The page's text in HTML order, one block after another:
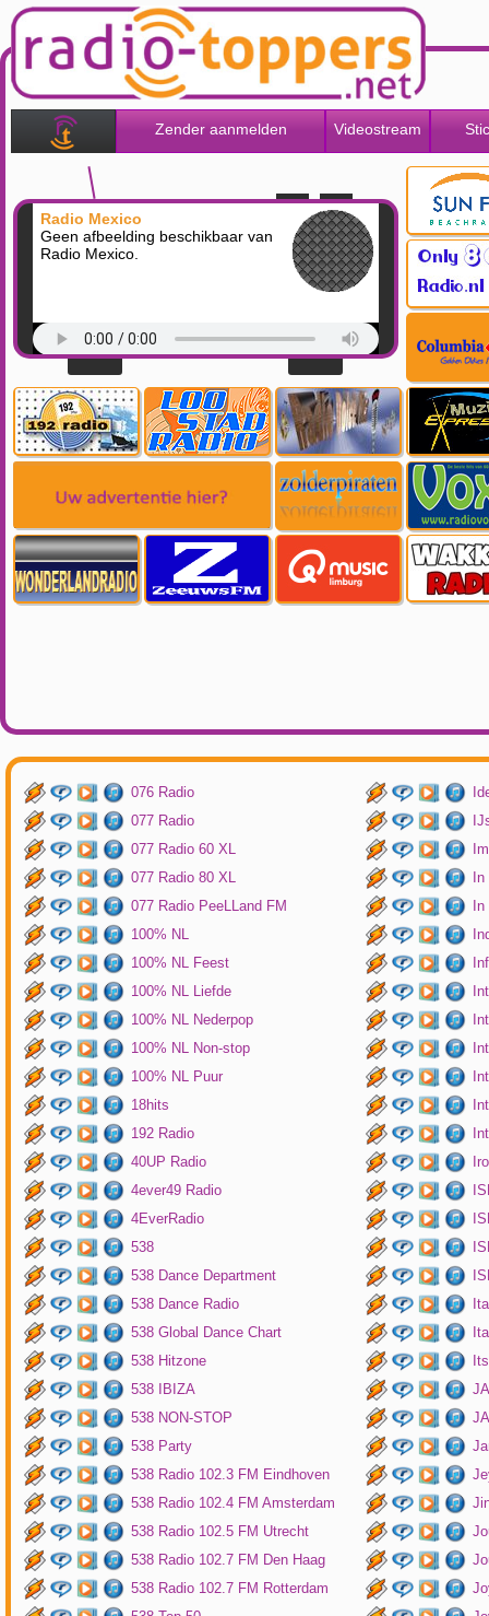
Zender aanmelden Videostream
Radio Mexico
Geen afbeelding beschikbaar van
Radio Mexico.
076 Radio
077 Radio
077 Radio 60 XL
077 Radio 80 XL
077 Radio PeeLLand FM
100% NL
100% NL Feest
100% NL Liefde
100% NL Nederpop
100% NL Non-stop
100% NL Puur
18hits
192 Radio
40UP Radio
4ever49 Radio
4EverRadio
538
538 Dance Department
538 Dance Radio
538 Global Dance Chart
538 Hitzone
538 IBIZA
538 NON-STOP
538 Party
538 Radio 102.3 FM Eindhoven
538 Radio 102.4 FM Amsterdam
538 Radio 102.5 FM Utrecht
538 Radio 102.7 FM Den Haag
538 Radio 102.7 FM Rotterdam